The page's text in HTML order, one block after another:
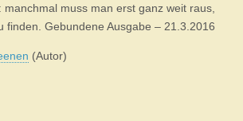
muss man erst ganz weit raus,
finden. Gebundene Ausgabe – 21.3.2016
(Autor)